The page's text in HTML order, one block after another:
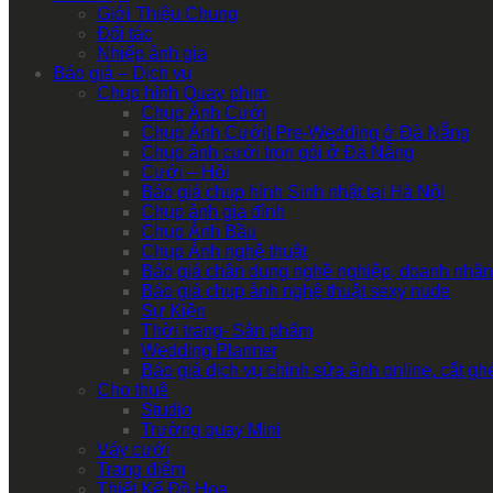
Giới Thiệu Chung
Đối tác
Nhiếp ảnh gia
Báo giá – Dịch vụ
Chụp hình Quay phim
Chụp Ảnh Cưới
Chụp Ảnh Cưới| Pre-Wedding ở Đà Nẵng
Chụp ảnh cưới trọn gói ở Đà Nẵng
Cưới – Hỏi
Báo giá chụp hình Sinh nhật tại Hà Nội
Chụp ảnh gia đình
Chụp Ảnh Bầu
Chụp Ảnh nghệ thuật
Báo giá chân dung nghề nghiệp, doanh nhân
Báo giá chụp ảnh nghệ thuật sexy nude
Sự Kiện
Thời trang- Sản phẩm
Wedding Planner
Báo giá dịch vụ chỉnh sửa ảnh online, cắt
Cho thuê
Studio
Trường quay Mini
Váy cưới
Trang điểm
Thiết Kế Đồ Họa